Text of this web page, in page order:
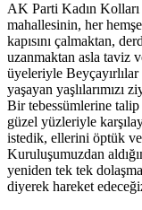
AK Parti Kadın
mahallesinin, her
kapısını çalmaktan,
uzanmaktan asla taviz
üyeleriyle
yaşayan yaşlılarımızı
Bir tebessümlerine
güzel yüzleriyle
istedik, ellerini öptük
Kuruluşumuzdan
yeniden tek tek
diyerek hareket